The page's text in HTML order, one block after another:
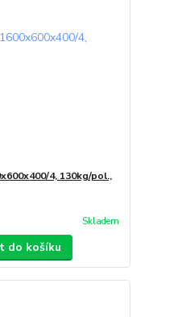
4, 130kg/pol.,
Skladem
do košíku